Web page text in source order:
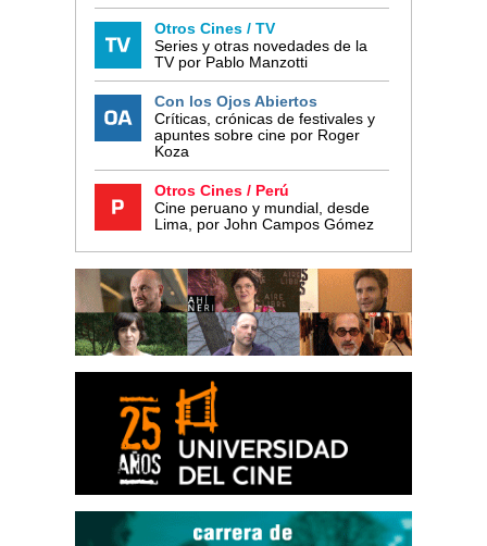
Otros Cines / TV
Series y otras novedades de la
TV por Pablo Manzotti
Con los Ojos Abiertos
Críticas, crónicas de festivales y
apuntes sobre cine por Roger
Koza
Otros Cines / Perú
Cine peruano y mundial, desde
Lima, por John Campos Gómez